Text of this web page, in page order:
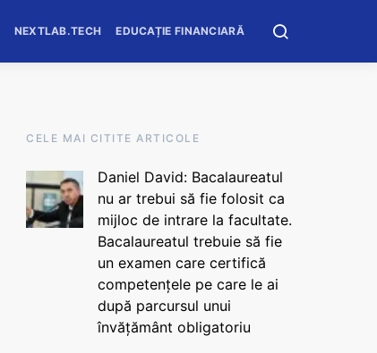
NEXTLAB.TECH EDUCAȚIE FINANCIARĂ
CELE MAI CITITE ARTICOLE
Daniel David: Bacalaureatul
nu ar trebui să fie folosit ca
mijloc de intrare la facultate.
Bacalaureatul trebuie să fie
un examen care certifică
competențele pe care le ai
după parcursul unui
învățământ obligatoriu